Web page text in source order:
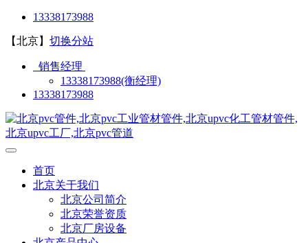
13338173988
【北京】 切换分站
销售经理
13338173988(衡经理)
13338173988
首页
北京关于我们
北京公司简介
北京荣誉资质
北京厂房设备